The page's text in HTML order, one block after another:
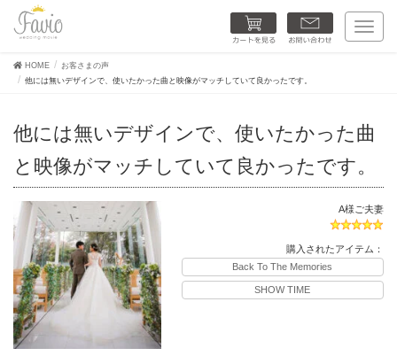
T
o
a
t
i
n
お問い合わせ
カートを見る
HOME
お客さまの声
他には無いデザインで、使いたかった曲と映像がマッチしていて良かったです。
他には無いデザインで、使いたかった曲
と映像がマッチしていて良かったです。
A様ご夫妻
購入されたアイテム：
Back To The Memories
SHOW TIME